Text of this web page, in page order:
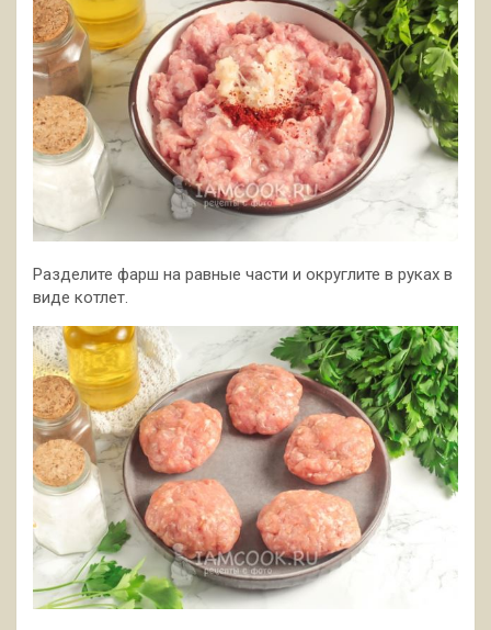
Разделите фарш на равные части и округлите в руках в
виде котлет.